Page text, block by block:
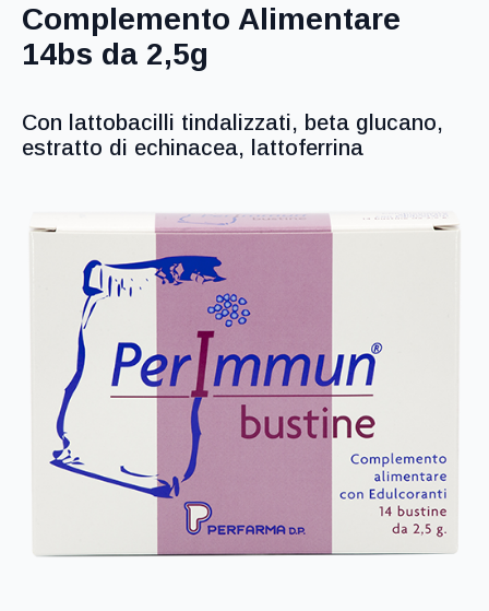
Complemento Alimentare
14bs da 2,5g
Con lattobacilli tindalizzati, beta glucano,
estratto di echinacea, lattoferrina